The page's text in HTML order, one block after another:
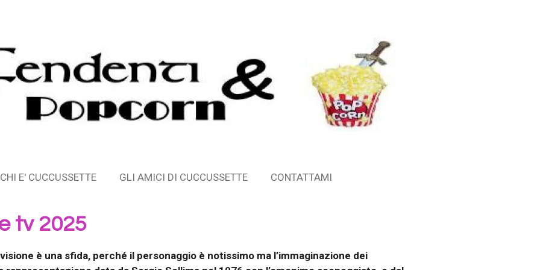
CHI E' CUCCUSSETTE GLI AMICI DI CUCCUSSETTE CONTATTAMI
tv 2025
è una sfida, perché il personaggio è notissimo ma l’immaginazione dei